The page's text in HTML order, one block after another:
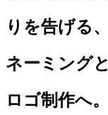
りを告げる、
ネーミング
ロゴ制作へ。